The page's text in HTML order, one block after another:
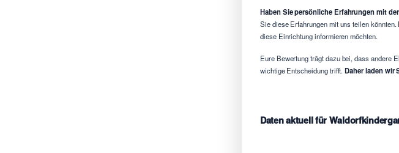
Haben Sie persönliche Erfahrungen mit
Sie diese Erfahrungen mit uns teilen
diese Einrichtung informieren möchten.
Eure Bewertung trägt dazu bei, dass andere
wichtige Entscheidung trifft.Daher laden wir
Daten aktuell für